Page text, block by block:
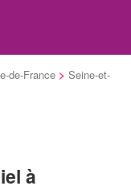
de-France > Seine-et-
à